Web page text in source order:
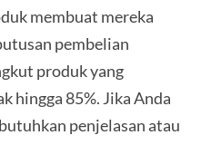
membuat mereka
pembelian
produk yang
hingga 85%. Jika Anda
penjelasan atau